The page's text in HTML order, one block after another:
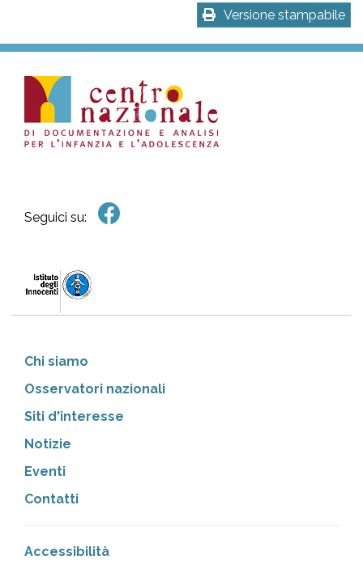
Versione stampabile
Seguici su:
Chi siamo
Osservatori nazionali
Siti d'interesse
Notizie
Eventi
Contatti
Accessibilità